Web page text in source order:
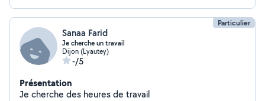
faisant appel à mes services. Contactez-moi pour
discuter de la manière dont je peux répondre à vos
besoins.
Particulier
Sanaa Farid
Je cherche un travail
Dijon (Lyautey)
-/5
Présentation
Je cherche des heures de travail